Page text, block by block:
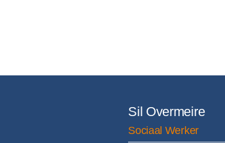
Sil Overmeire
Sociaal Werker